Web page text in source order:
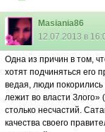
Masiania86
12.07.2013 в
Одна из причин в том,
хотят подчиняться его
ведая, люди
лежит во власти
столько несчастий.
качества своего